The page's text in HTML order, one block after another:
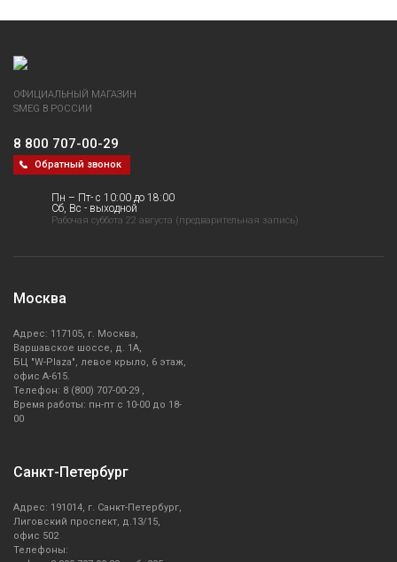
ОФИЦИАЛЬНЫЙ МАГАЗИН
SMEG В РОССИИ
8 800 707-00-29
Обратный звонок
Пн – Пт- с 10:00 до 18:00
Сб, Вс - выходной
Рабочая суббота 22 августа (предварительная запись)
Москва
Адрес: 117105, г. Москва,
Варшавское шоссе, д. 1А,
БЦ "W-Plaza", левое крыло, 6 этаж,
офис А-615.
Телефон: 8 (800) 707-00-29 ,
Время работы: пн-пт с 10-00 до 18-
00
Санкт-Петербург
Адрес: 191014, г. Санкт-Петербург,
Лиговский проспект, д.13/15,
офис 502
Телефоны: